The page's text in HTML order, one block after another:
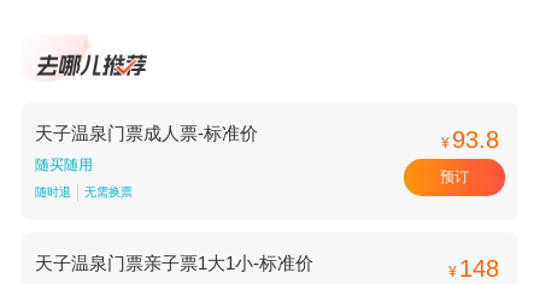
天子温泉门票成人票-标准价
随买随用
随时退 无需换票
¥ 93.8
预订
天子温泉门票亲子票1大1小-标准价 ¥ 148